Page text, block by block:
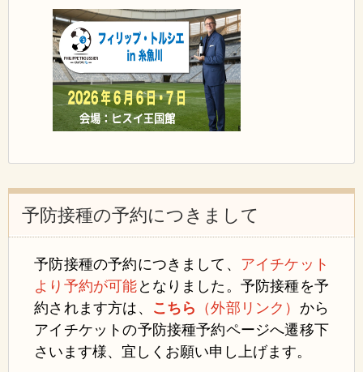
予防接種の予約につきまして
予防接種の予約につきまして、 アイチケット
より予約が可能 となりました。予防接種を予
約されます方は、
こちら （外部リンク） から
アイチケットの予防接種予約ページへ遷移下
さいます様、宜しくお願い申し上げます。